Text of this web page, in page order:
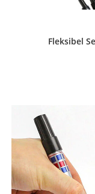
Fleksibel